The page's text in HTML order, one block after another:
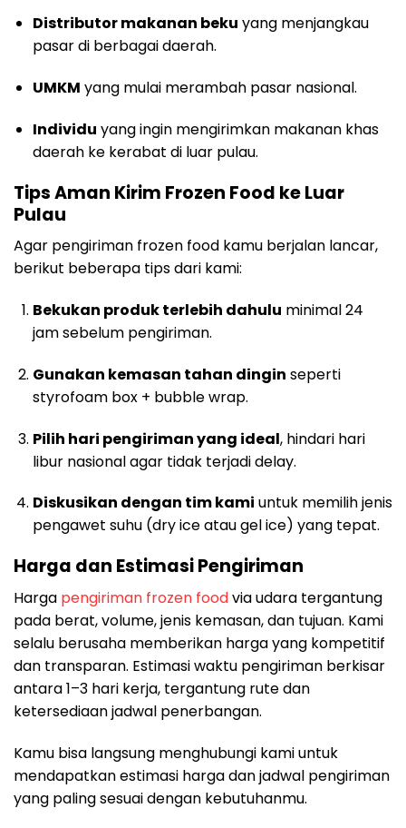
Distributor makanan beku yang menjangkau
pasar di berbagai daerah.
UMKM yang mulai merambah pasar nasional.
Individu yang ingin mengirimkan makanan khas
daerah ke kerabat di luar pulau.
Tips Aman Kirim Frozen Food ke Luar
Pulau
Agar pengiriman frozen food kamu berjalan lancar,
berikut beberapa tips dari kami:
Bekukan produk terlebih dahulu minimal 24
jam sebelum pengiriman.
Gunakan kemasan tahan dingin seperti
styrofoam box + bubble wrap.
Pilih hari pengiriman yang ideal, hindari hari
libur nasional agar tidak terjadi delay.
Diskusikan dengan tim kami untuk memilih jenis
pengawet suhu (dry ice atau gel ice) yang tepat.
Harga dan Estimasi Pengiriman
Harga pengiriman frozen foodvia udara tergantung
pada berat, volume, jenis kemasan, dan tujuan. Kami
selalu berusaha memberikan harga yang kompetitif
dan transparan. Estimasi waktu pengiriman berkisar
antara 1–3 hari kerja, tergantung rute dan
ketersediaan jadwal penerbangan.
Kamu bisa langsung menghubungi kami untuk
mendapatkan estimasi harga dan jadwal pengiriman
yang paling sesuai dengan kebutuhanmu.